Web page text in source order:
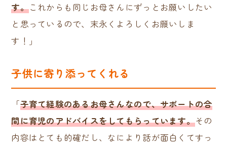
す。これからも同じお母さんにずっとお願いしたい
と思っているので、末永くよろしくお願いしま
す！」
子供に寄り添ってくれる
「子育て経験のあるお母さんなので、サポートの合
間に育児のアドバイスをしてもらっています。その
内容はとても的確だし、なにより話が面白くてすっ